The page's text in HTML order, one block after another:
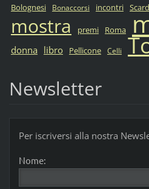
Bolognesi Bonaccorsi incontri
mostra premi Roma
donna libro Pellicone Celli
Newsletter
Per iscriversi alla nostra
Nome: